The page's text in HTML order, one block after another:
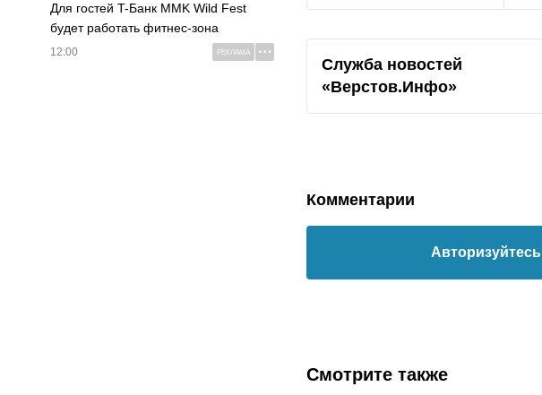
Для гостей T-Банк MMK Wild Fest
будет работать фитнес-зона
12:00 РЕКЛАМА
Служба новостей
«Верстов.Инфо»
Комментарии
Авторизуйтесь
Смотрите также